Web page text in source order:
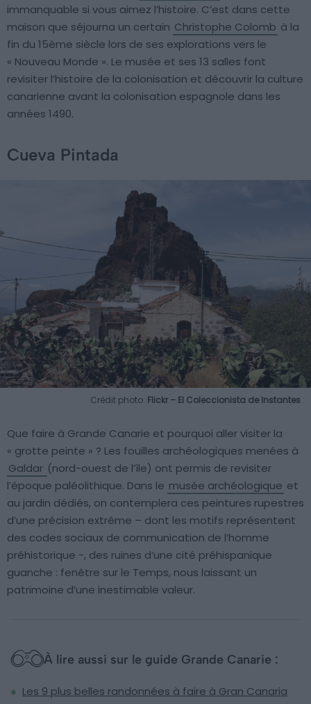
immanquable si vous aimez l’histoire. C’est dans cette
maison que séjourna un certain Christophe Colomb à la
fin du 15ème siècle lors de ses explorations vers le
« Nouveau Monde ». Le musée et ses 13 salles font
revisiter l’histoire de la colonisation et découvrir la culture
canarienne avant la colonisation espagnole dans les
années 1490.
Cueva Pintada
Crédit photo: Flickr – El Coleccionista de Instantes
Que faire à Grande Canarie et pourquoi aller visiter la
« grotte peinte » ? Les fouilles archéologiques menées à
Galdar (nord-ouest de l’île) ont permis de revisiter
l’époque paléolithique. Dans le musée archéologique et
au jardin dédiés, on contemplera ces peintures rupestres
d’une précision extrême – dont les motifs représentent
des codes sociaux de communication de l’homme
préhistorique -, des ruines d’une cité préhispanique
guanche : fenêtre sur le Temps, nous laissant un
patrimoine d’une inestimable valeur.
À lire aussi sur le guide Grande Canarie :
Les 9 plus belles randonnées à faire à Gran Canaria